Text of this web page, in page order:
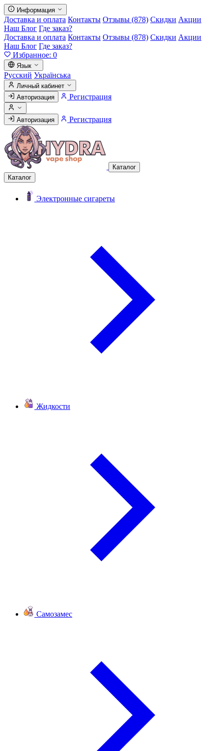
Информация
Доставка и оплата Контакты Отзывы (878) Скидки Акции
Наш Блог Где заказ?
Доставка и оплата Контакты Отзывы (878) Скидки Акции
Наш Блог Где заказ?
Избранное: 0
Язык
Русский Українська
Личный кабинет
Авторизация
Регистрация
Авторизация Регистрация
Каталог
Каталог
Электронные сигареты
Жидкости
Самозамес